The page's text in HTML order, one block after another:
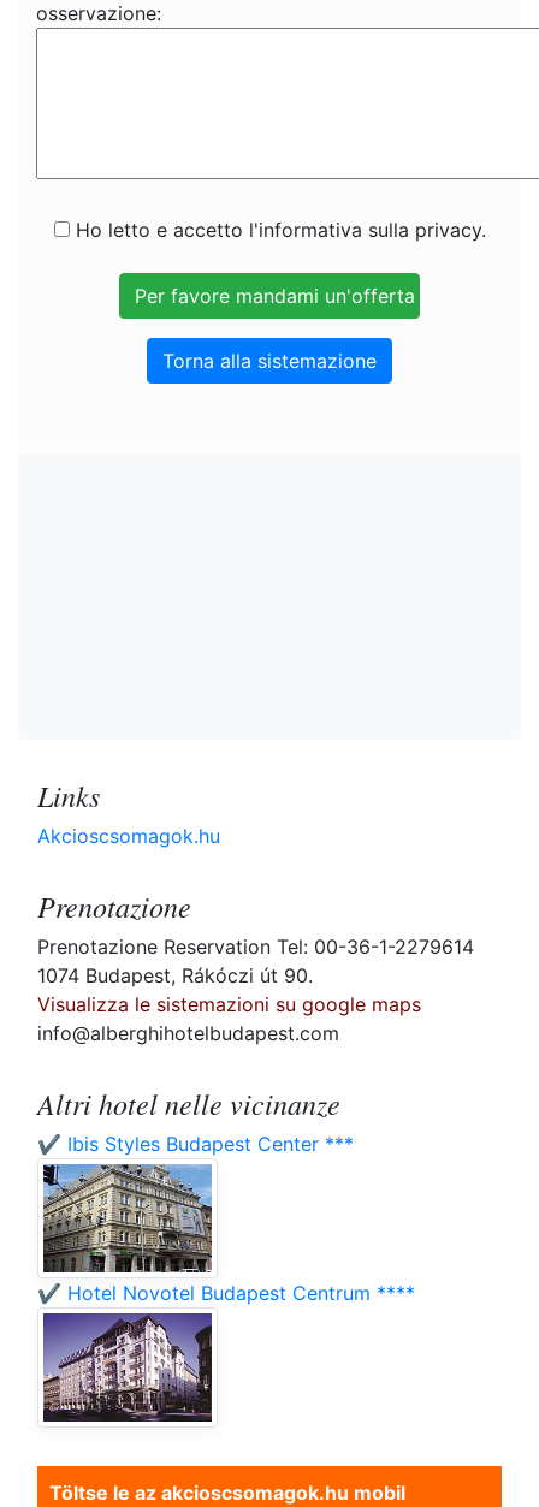
osservazione:
Ho letto e accetto l'informativa sulla privacy.
Torna alla sistemazione
Links
Akcioscsomagok.hu
Prenotazione
Prenotazione Reservation Tel: 00-36-1-2279614
1074 Budapest, Rákóczi út 90.
Visualizza le sistemazioni su google maps
info@alberghihotelbudapest.com
Altri hotel nelle vicinanze
✔️ Ibis Styles Budapest Center ***
✔️ Hotel Novotel Budapest Centrum ****
Töltse le az akcioscsomagok.hu mobil